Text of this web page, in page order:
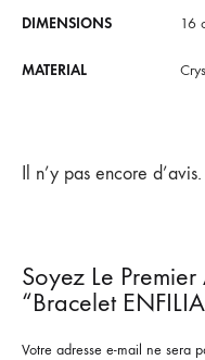
DIMENSIONS 16
MATERIAL
Il n’y pas encore d’avis.
Soyez Le
“Bracelet
Votre adresse e-mail ne sera